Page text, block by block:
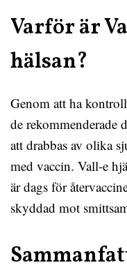
Varför är
hälsan?
Genom att ha
de rekommenderade
att drabbas av olika
med vaccin. Vall-e
är dags för
skyddad mot